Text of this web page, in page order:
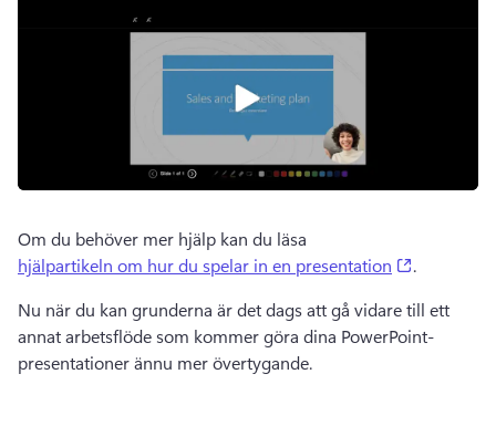
Om du behöver mer hjälp kan du läsa
hjälpartikeln om hur du spelar in en presentation
.
Nu när du kan grunderna är det dags att gå vidare till ett
annat arbetsflöde som kommer göra dina PowerPoint-
presentationer ännu mer övertygande.